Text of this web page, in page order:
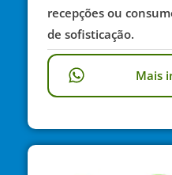
recepções ou
de sofisticação.
Mais